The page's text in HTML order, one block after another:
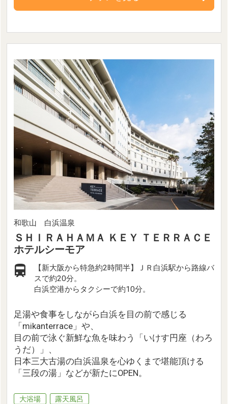
和歌山 白浜温泉
ＳＨＩＲＡＨＡＭＡ ＫＥＹ ＴＥＲＲＡＣＥ
ホテルシーモア
【新大阪から特急約2時間半】ＪＲ白浜駅から路線バ
スで約20分。
白浜空港からタクシーで約10分。
足湯や食事をしながら白浜を目の前で感じる
「mikanterrace」や、
目の前で泳ぐ新鮮な魚を味わう「いけす円座（わろ
うだ）」、
日本三大古湯の白浜温泉を心ゆくまで堪能頂ける
「三段の湯」などが新たにOPEN。
大浴場 露天風呂